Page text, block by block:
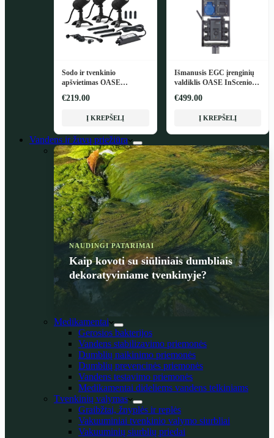
Sodo ir tvenkinio
apšvietimas OASE
€219.00
Į KREPŠELĮ
Išmanusis EGC įrenginių
valdiklis OASE InScenio
€499.00
Į KREPŠELĮ
Vandens ir žuvų priežiūra
NAUDINGI PATARIMAI
Kaip kovoti su siūliniais dumbliais
dekoratyviniame tvenkinyje?
Medikamentai
Gerosios bakterijos
Vandens stabilizavimo priemonės
Dumblių naikinimo priemonės
Dumblių prevencinės priemonės
Vandens testavimo priemonės
Medikamentai dideliems vandens telkiniams
Tvenkinių valymas
Graibžtai, žnyplės ir replės
Vakuuminiai tvenkinio valymo siurbliai
Vakuuminių siurblių priedai